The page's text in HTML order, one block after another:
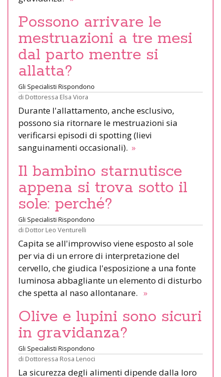
Possono arrivare le
mestruazioni a tre mesi
dal parto mentre si
allatta?
Gli Specialisti Rispondono
di Dottoressa Elsa Viora
Durante l'allattamento, anche esclusivo,
possono sia ritornare le mestruazioni sia
verificarsi episodi di spotting (lievi
sanguinamenti occasionali). »
Il bambino starnutisce
appena si trova sotto il
sole: perché?
Gli Specialisti Rispondono
di Dottor Leo Venturelli
Capita se all'improvviso viene esposto al sole
per via di un errore di interpretazione del
cervello, che giudica l'esposizione a una fonte
luminosa abbagliante un elemento di disturbo
che spetta al naso allontanare. »
Olive e lupini sono sicuri
in gravidanza?
Gli Specialisti Rispondono
di Dottoressa Rosa Lenoci
La sicurezza degli alimenti dipende dalla loro